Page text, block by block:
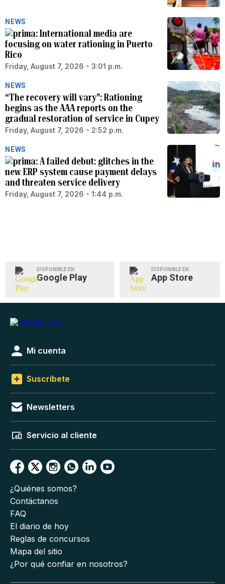
NEWS
International media are
focusing on water rationing in Puerto
Rico
Friday, August 7, 2026 - 3:01 p.m.
NEWS
“The recovery will vary”: Rationing
begins as the AAA reports on the
gradual restoration of service in Cupey
Friday, August 7, 2026 - 2:52 p.m.
NEWS
A failed debut: glitches in the
new ERP system cause payment delays
and threaten service delivery
Friday, August 7, 2026 - 1:44 p.m.
DISPONIBLE EN
Google Play
DISPONIBLE EN
App Store
Mi cuenta
Suscríbete
Newsletters
Servicio al cliente
¿Quiénes somos?
Contáctanos
FAQ
El diario de hoy
Reglas de concursos
Mapa del sitio
¿Por qué confiar en nosotros?